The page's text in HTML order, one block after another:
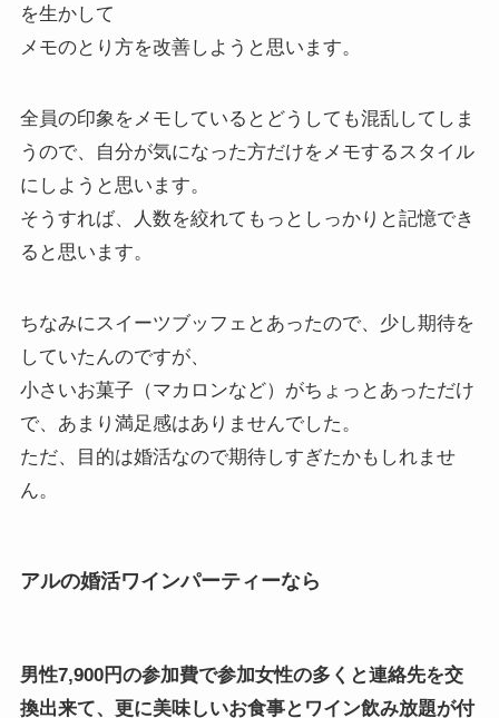
を生かして
メモのとり方を改善しようと思います。
全員の印象をメモしているとどうしても混乱してしま
うので、自分が気になった方だけをメモするスタイル
にしようと思います。
そうすれば、人数を絞れてもっとしっかりと記憶でき
ると思います。
ちなみにスイーツブッフェとあったので、少し期待を
していたんのですが、
小さいお菓子（マカロンなど）がちょっとあっただけ
で、あまり満足感はありませんでした。
ただ、目的は婚活なので期待しすぎたかもしれませ
ん。
アルの婚活ワインパーティーなら
男性7,900円の参加費で参加女性の多くと連絡先を交
換出来て、更に美味しいお食事とワイン飲み放題が付